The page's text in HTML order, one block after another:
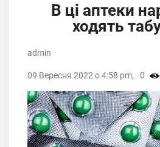
В ці аптеки
ходять
admin
09 Вересня 2022 о 4:58 pm, 0